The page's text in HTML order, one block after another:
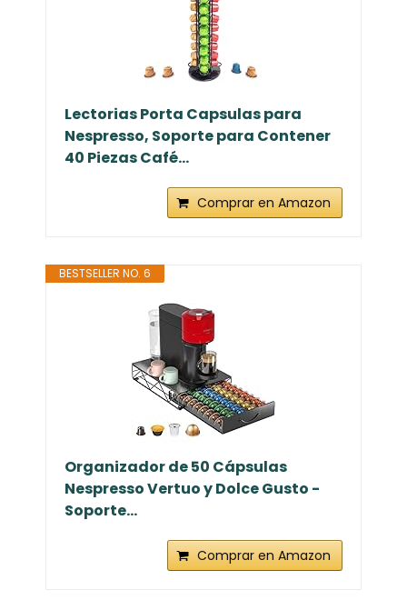
Lectorias Porta Capsulas para
Nespresso, Soporte para Contener
40 Piezas Café...
Comprar en Amazon
BESTSELLER NO. 6
Organizador de 50 Cápsulas
Nespresso Vertuo y Dolce Gusto -
Soporte...
Comprar en Amazon